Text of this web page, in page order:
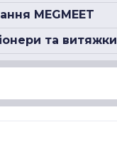
MEGMEET
та витяжки